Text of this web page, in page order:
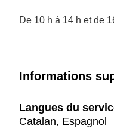
De 10 h à 14 h et de
Informations
Langues du
Catalan, Espagnol